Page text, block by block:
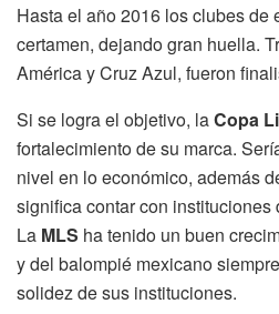
Hasta el año 2016 los clubes de
certamen, dejando gran huella.
América y Cruz Azul, fueron
Si se logra el objetivo, laCopa
fortalecimiento de su marca.
nivel en lo económico, además
significa contar con instituciones
La MLS ha tenido un buen
y del balompié mexicano
solidez de sus instituciones.